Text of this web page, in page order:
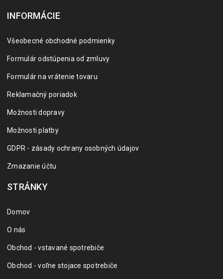
INFORMÁCIE
Všeobecné obchodné podmienky
Formulár odstúpenia od zmluvy
Formulár na vrátenie tovaru
Reklamačný poriadok
Možnosti dopravy
Možnosti platby
GDPR - zásady ochrany osobných údajov
Zmazanie účtu
STRÁNKY
Domov
O nás
Obchod - vstavané spotrebiče
Obchod - voľne stojace spotrebiče